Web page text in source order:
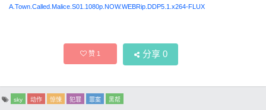
A.Town.Called.Malice.S01.1080p.NOW.WEBRip.DDP5.1.x264-FLUX
赞1 分享 0
sky 动作 惊悚 犯罪 罪案 黑帮